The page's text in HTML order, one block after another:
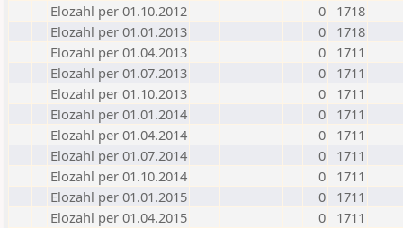
Elozahl per 01.10.2012
0
1718
Elozahl per 01.01.2013
0
1718
Elozahl per 01.04.2013
0
1711
Elozahl per 01.07.2013
0
1711
Elozahl per 01.10.2013
0
1711
Elozahl per 01.01.2014
0
1711
Elozahl per 01.04.2014
0
1711
Elozahl per 01.07.2014
0
1711
Elozahl per 01.10.2014
0
1711
Elozahl per 01.01.2015
0
1711
Elozahl per 01.04.2015
0
1711